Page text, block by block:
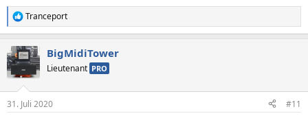
R
e
k
t
i
e
Tranceport
BigMidiTower
Lieutenant PRO
31. Juli 2020 #11